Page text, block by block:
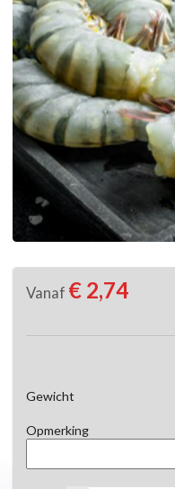
Vanaf € 2,74
Gewicht
Opmerking